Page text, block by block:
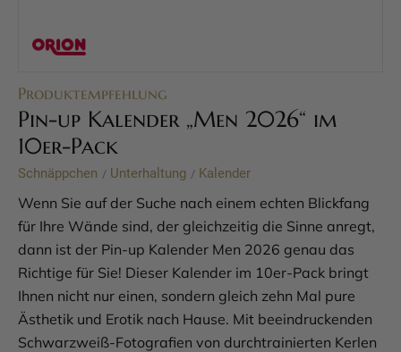
Produktempfehlung
Pin-up Kalender „Men 2026“ im
10er-Pack
Schnäppchen / Unterhaltung / Kalender
Wenn Sie auf der Suche nach einem echten Blickfang
für Ihre Wände sind, der gleichzeitig die Sinne anregt,
dann ist der Pin-up Kalender Men 2026 genau das
Richtige für Sie! Dieser Kalender im 10er-Pack bringt
Ihnen nicht nur einen, sondern gleich zehn Mal pure
Ästhetik und Erotik nach Hause. Mit beeindruckenden
Schwarzweiß-Fotografien von durchtrainierten Kerlen